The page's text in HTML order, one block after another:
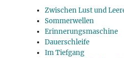
Zwischen Lust und
Sommerwellen
Erinnerungsmaschine
Dauerschleife
Im Tiefgang